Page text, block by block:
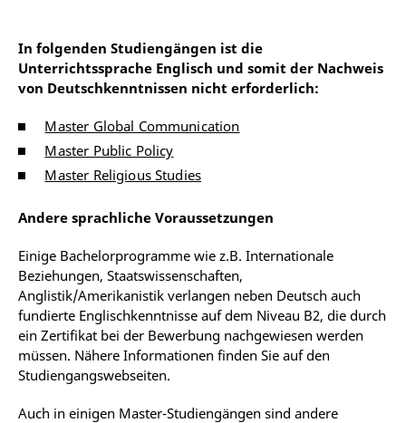
In folgenden Studiengängen ist die
Unterrichtssprache Englisch und somit der Nachweis
von Deutschkenntnissen nicht erforderlich:
Master Global Communication
Master Public Policy
Master Religious Studies
Andere sprachliche Voraussetzungen
Einige Bachelorprogramme wie z.B. Internationale
Beziehungen, Staatswissenschaften,
Anglistik/Amerikanistik verlangen neben Deutsch auch
fundierte Englischkenntnisse auf dem Niveau B2, die durch
ein Zertifikat bei der Bewerbung nachgewiesen werden
müssen. Nähere Informationen finden Sie auf den
Studiengangswebseiten.
Auch in einigen Master-Studiengängen sind andere